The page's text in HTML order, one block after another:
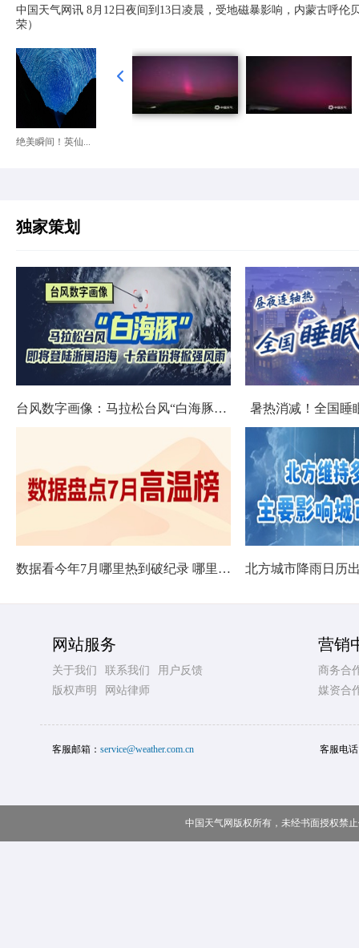
中国天气网讯 8月12日夜间到13日凌晨，受地磁暴影响，内蒙古呼
荣）
绝美瞬间！英仙...
独家策划
台风数字画像：马拉松台风“白海豚”将影响十余省份 暑热消减！全国睡
数据看今年7月哪里热到破纪录 哪里暑热连轴转
网站服务
关于我们 联系我们
用户反馈
版权声明
网站律师
营销
商务合
媒资合
客服邮箱： service@weather.com.cn 客服电
中国天气网版权所有，未经书面授权